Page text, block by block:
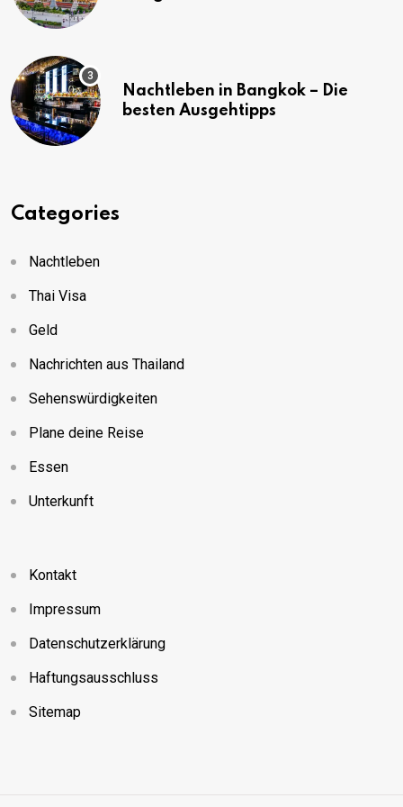
Nachtleben in Bangkok – Die
besten Ausgehtipps
Categories
Nachtleben
Thai Visa
Geld
Nachrichten aus Thailand
Sehenswürdigkeiten
Plane deine Reise
Essen
Unterkunft
Kontakt
Impressum
Datenschutzerklärung
Haftungsausschluss
Sitemap